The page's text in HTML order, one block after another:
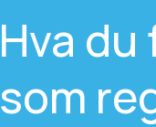
Hva du
som